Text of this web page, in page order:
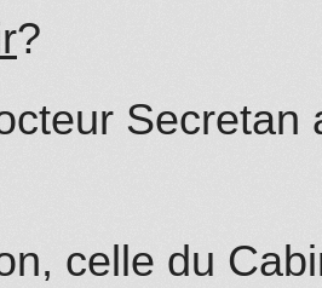
?
Secretan
celle du